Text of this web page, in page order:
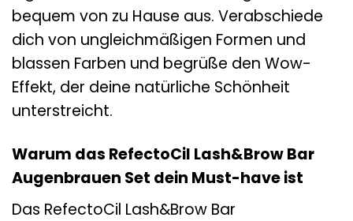
bequem von zu Hause aus. Verabschiede
dich von ungleichmäßigen Formen und
blassen Farben und begrüße den Wow-
Effekt, der deine natürliche Schönheit
unterstreicht.
Warum das RefectoCil Lash&Brow Bar
Augenbrauen Set dein Must-have ist
Das RefectoCil Lash&Brow Bar